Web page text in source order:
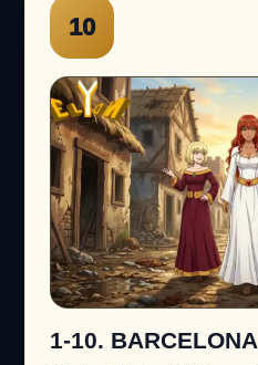
10
1-10. BARCELONA